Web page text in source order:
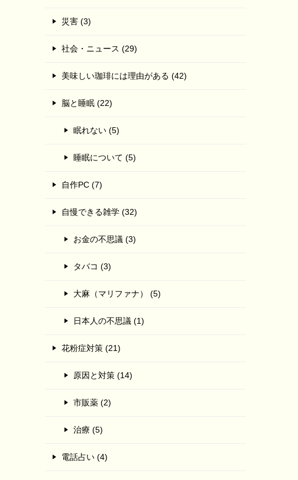
災害 (3)
社会・ニュース (29)
美味しい珈琲には理由がある (42)
脳と睡眠 (22)
眠れない (5)
睡眠について (5)
自作PC (7)
自慢できる雑学 (32)
お金の不思議 (3)
タバコ (3)
大麻（マリファナ） (5)
日本人の不思議 (1)
花粉症対策 (21)
原因と対策 (14)
市販薬 (2)
治療 (5)
電話占い (4)